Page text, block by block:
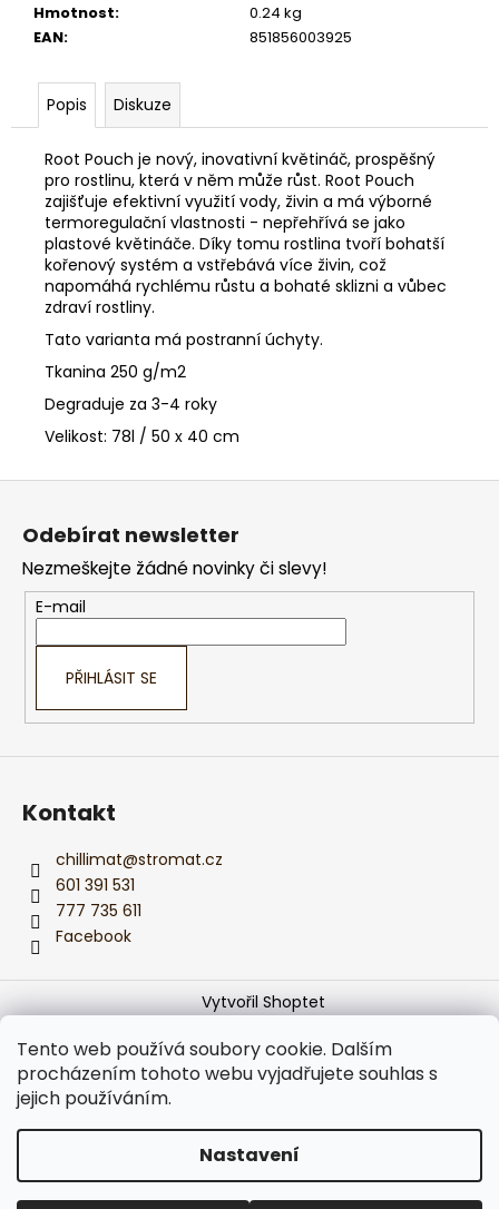
Tento web používá soubory cookie. Dalším
procházením tohoto webu vyjadřujete souhlas s
jejich používáním.
Nastavení
Hmotnost:
0.24 kg
EAN: 851856003925
Popis Diskuze
Root Pouch je nový, inovativní květináč, prospěšný
pro rostlinu, která v něm může růst. Root Pouch
zajišťuje efektivní využití vody, živin a má výborné
termoregulační vlastnosti - nepřehřívá se jako
plastové květináče. Díky tomu rostlina tvoří bohatší
kořenový systém a vstřebává více živin, což
napomáhá rychlému růstu a bohaté sklizni a vůbec
zdraví rostliny.
Tato varianta má postranní úchyty.
Tkanina 250 g/m2
Degraduje za 3-4 roky
Velikost: 78l / 50 x 40 cm
Z
Odebírat newsletter
Nezmeškejte žádné novinky či slevy!
E-mail
PŘIHLÁSIT SE
Kontakt
chillimat@stromat.cz
601 391 531
777 735 611
Facebook
Vytvořil Shoptet
vyhrazena.Upravit nastavení cookies
Podle zákona o evidenci tržeb je prodávající povinen
vystavit kupujícímu účtenku.